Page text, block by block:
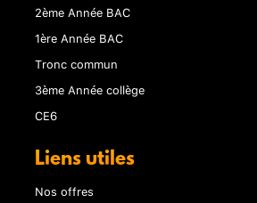
2ème Année BAC
1ère Année BAC
Tronc commun
3ème Année collège
CE6
Liens utiles
Nos offres